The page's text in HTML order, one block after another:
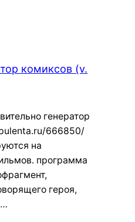
комиксов (v.
генератор
666850/
на
программа
героя,